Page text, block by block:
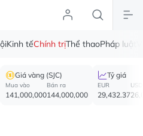
Kinh tếChính trịThể thaoPháp luật
Giá vàng (SJC)
Mua vào
141,000,000
Bán ra
144,000,000
Tỷ giá
EUR
29,432.37
USD